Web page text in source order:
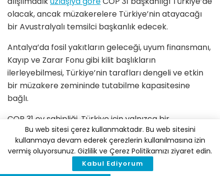
olacak, ancak müzakerelere Türkiye’nin atayacağı
bir Avustralyalı temsilci başkanlık edecek.
Antalya’da fosil yakıtların geleceği, uyum finansmanı,
Kayıp ve Zarar Fonu gibi kilit başlıkların
ilerleyebilmesi, Türkiye’nin tarafları dengeli ve etkin
bir müzakere zemininde tutabilme kapasitesine
bağlı.
COP 31 ev sahipliği, Türkiye için yalnızca bir
organizasyon meselesi değil. Aynı zamanda kendi
iklim politikalarını uluslararası kamuoyuönünde daha
tutarlı, şeffaf ve güvenilir bir çerçeveye oturtma
zorunluluğu anlamına geliyor. Bu bağlamda ev sahibi
Bu web sitesi çerez kullanmaktadır. Bu web sitesini
kullanmaya devam ederek çerezlerin kullanılmasına izin
vermiş oluyorsunuz. Gizlilik ve Çerez Politikamızı ziyaret edin.
Kabul Ediyorum